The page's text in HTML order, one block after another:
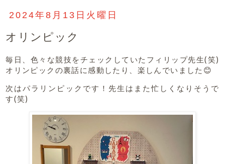
2024年8月13日火曜日
オリンピック
毎日、色々な競技をチェックしていたフィリップ先生(笑)
オリンピックの裏話に感動したり、楽しんでいました😊
次はパラリンピックです！先生はまた忙しくなりそうで
す(笑)